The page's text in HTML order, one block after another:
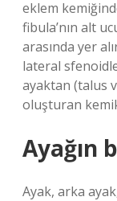
eklem
fibula’nın alt
arasında yer
lateral
ayaktan (talus
oluşturan
Ayağın
Ayak, arka